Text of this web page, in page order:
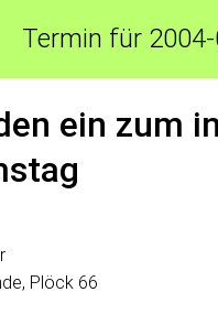
Termin für
ein zum
Plöck 66